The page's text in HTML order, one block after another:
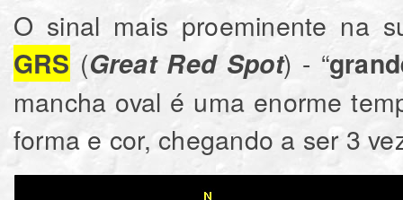
O sinal mais proeminente na
GRS (Great Red Spot) - “
mancha oval é uma enorme
forma e cor, chegando a ser 3